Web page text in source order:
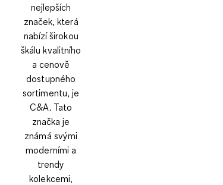
nejlepších
značek, která
nabízí širokou
škálu kvalitního
a cenově
dostupného
sortimentu, je
C&A. Tato
značka je
známá svými
moderními a
trendy
kolekcemi,